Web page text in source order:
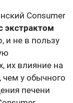
Consumer
экстрактом
и не в пользу
их влияние на
чем у обычного
печени